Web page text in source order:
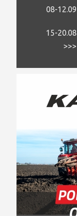
08-12.09
15-20.08
>>>